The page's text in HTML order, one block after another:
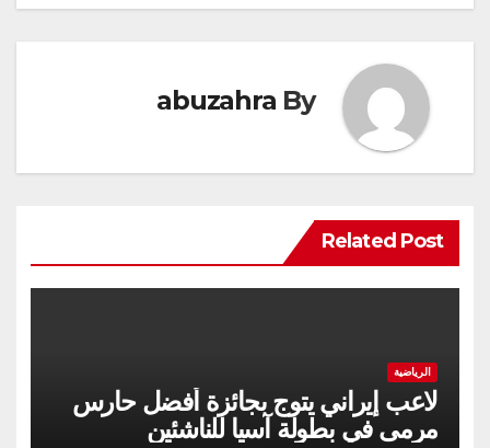
By
abuzahra
Related Post
الرياضية
لاعب إیراني يتوج بجائزة أفضل حارس
مرمى في بطولة آسيا للناشئين